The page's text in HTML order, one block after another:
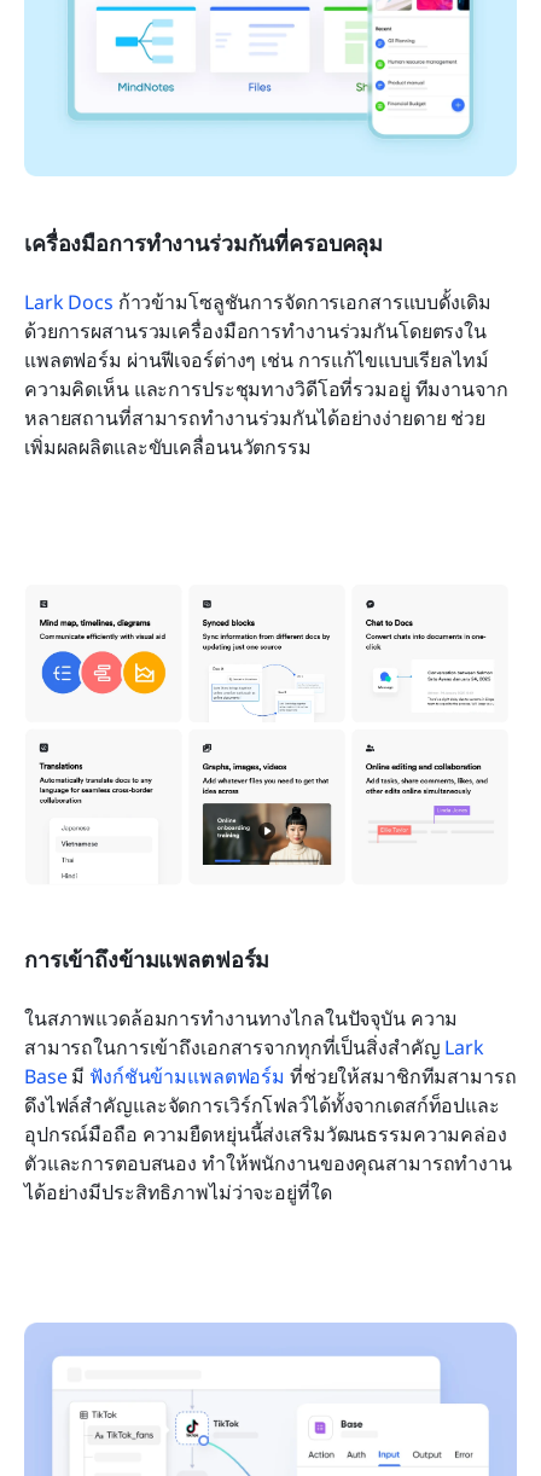
เครื่องมือการทำงานร่วมกันที่ครอบคลุม
Lark Docs ก้าวข้ามโซลูชันการจัดการเอกสารแบบดั้งเดิม
ด้วยการผสานรวมเครื่องมือการทำงานร่วมกันโดยตรงใน
แพลตฟอร์ม ผ่านฟีเจอร์ต่างๆ เช่น การแก้ไขแบบเรียลไทม์
ความคิดเห็น และการประชุมทางวิดีโอที่รวมอยู่ ทีมงานจาก
หลายสถานที่สามารถทำงานร่วมกันได้อย่างง่ายดาย ช่วย
เพิ่มผลผลิตและขับเคลื่อนนวัตกรรม
การเข้าถึงข้ามแพลตฟอร์ม
ในสภาพแวดล้อมการทำงานทางไกลในปัจจุบัน ความ
สามารถในการเข้าถึงเอกสารจากทุกที่เป็นสิ่งสำคัญ Lark
Base มี ฟังก์ชันข้ามแพลตฟอร์ม ที่ช่วยให้สมาชิกทีมสามารถ
ดึงไฟล์สำคัญและจัดการเวิร์กโฟลว์ได้ทั้งจากเดสก์ท็อปและ
อุปกรณ์มือถือ ความยืดหยุ่นนี้ส่งเสริมวัฒนธรรมความคล่อง
ตัวและการตอบสนอง ทำให้พนักงานของคุณสามารถทำงาน
ได้อย่างมีประสิทธิภาพไม่ว่าจะอยู่ที่ใด